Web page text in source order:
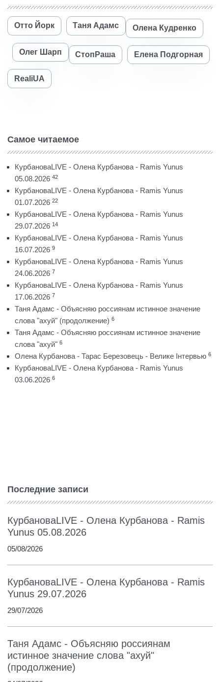
Отто Йорк Таня Адамс Олена Кудренко
Олег Шарп СтопРаша Елена Подгорная
RealiUA
Самое читаемое
КурбановаLIVE - Олена Курбанова - Ramis Yunus
05.08.2026 42
КурбановаLIVE - Олена Курбанова - Ramis Yunus
01.07.2026 22
КурбановаLIVE - Олена Курбанова - Ramis Yunus
29.07.2026 14
КурбановаLIVE - Олена Курбанова - Ramis Yunus
16.07.2026 9
КурбановаLIVE - Олена Курбанова - Ramis Yunus
24.06.2026 7
КурбановаLIVE - Олена Курбанова - Ramis Yunus
17.06.2026 7
Таня Адамс - Объясняю россиянам истинное значение
слова "ахуй" (продолжение) 6
Таня Адамс - Объясняю россиянам истинное значение
слова "ахуй" 6
Олена Курбанова - Тарас Березовець - Велике Інтервью 6
КурбановаLIVE - Олена Курбанова - Ramis Yunus
03.06.2026 6
Последние записи
КурбановаLIVE - Олена Курбанова - Ramis
Yunus 05.08.2026
05/08/2026
КурбановаLIVE - Олена Курбанова - Ramis
Yunus 29.07.2026
29/07/2026
Таня Адамс - Объясняю россиянам
истинное значение слова "ахуй"
(продолжение)